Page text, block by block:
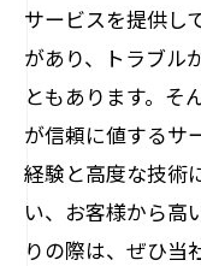
サービスを提供し
があり、トラブル
ともあります。そ
が信頼に値するサ
経験と高度な技術
い、お客様から高
りの際は、ぜひ当